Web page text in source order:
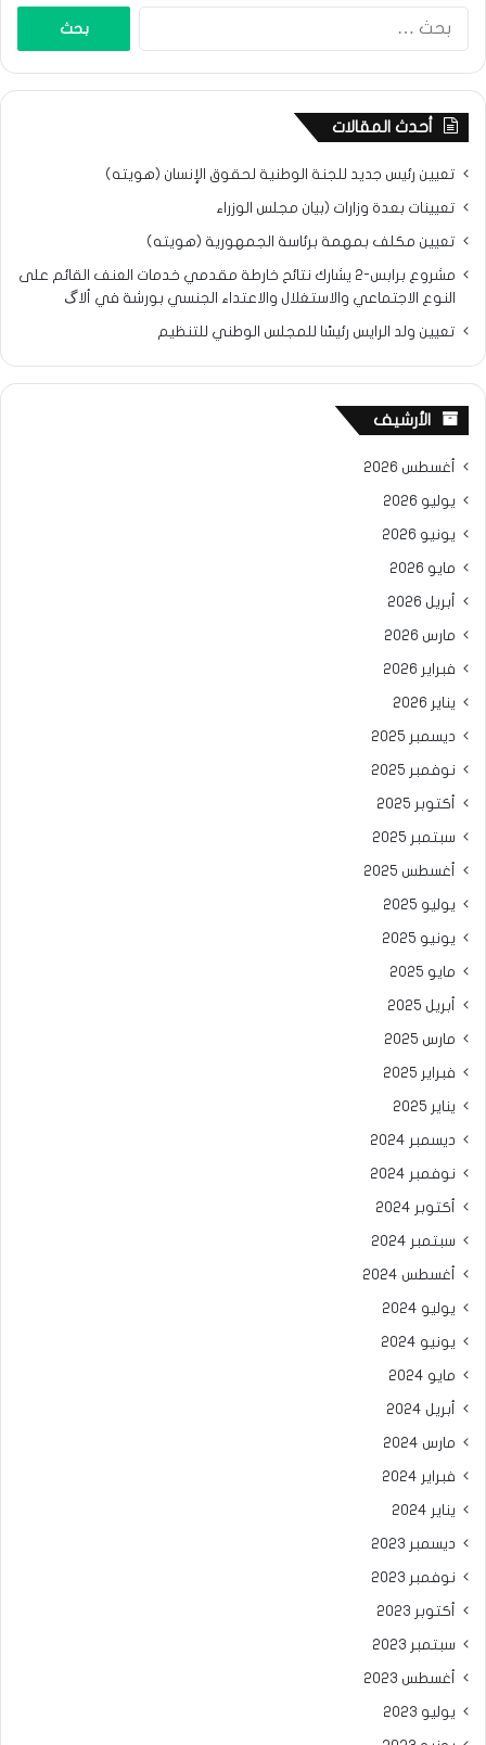
أحدث المقالات
تعيين رئيس جديد للجنة الوطنية لحقوق الإنسان (هويته)
تعيينات بعدة وزارات (بيان مجلس الوزراء
تعيين مكلف بمهمة برئاسة الجمهورية (هويته)
مشروع برابس-2 يشارك نتائح خارطة مقدمي خدمات العنف القائم على
النوع الاجتماعي والاستغلال والاعتداء الجنسي بورشة في ألاگ
تعيين ولد الرايس رئيسًا للمجلس الوطني للتنظيم
الأرشيف
أغسطس 2026
يوليو 2026
يونيو 2026
مايو 2026
أبريل 2026
مارس 2026
فبراير 2026
يناير 2026
ديسمبر 2025
نوفمبر 2025
أكتوبر 2025
سبتمبر 2025
أغسطس 2025
يوليو 2025
يونيو 2025
مايو 2025
أبريل 2025
مارس 2025
فبراير 2025
يناير 2025
ديسمبر 2024
نوفمبر 2024
أكتوبر 2024
سبتمبر 2024
أغسطس 2024
يوليو 2024
يونيو 2024
مايو 2024
أبريل 2024
مارس 2024
فبراير 2024
يناير 2024
ديسمبر 2023
نوفمبر 2023
أكتوبر 2023
سبتمبر 2023
أغسطس 2023
يوليو 2023